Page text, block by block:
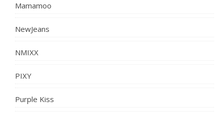
Mamamoo
NewJeans
NMIXX
PIXY
Purple Kiss